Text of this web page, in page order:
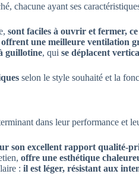
chacune ayant ses
sont faciles à ouvrir et fermer,
offrent une meilleure ventilation
guillotine, qui se déplacent
selon le style souhaité et la
dans leur performance et
son excellent rapport qualité-
offre une esthétique
: il est léger, résistant aux